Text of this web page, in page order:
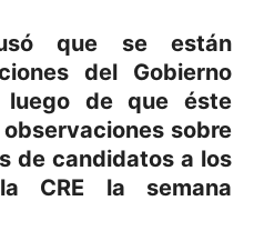
que se están
del Gobierno
de que éste
sobre
de candidatos a los
CRE la semana